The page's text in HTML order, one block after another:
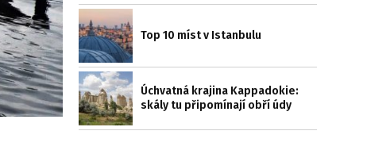
Top 10 míst v Istanbulu
Úchvatná krajina Kappadokie:
skály tu připomínají obří údy